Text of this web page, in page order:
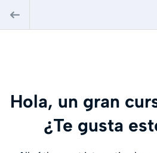
Hola, un gran
¿Te gusta